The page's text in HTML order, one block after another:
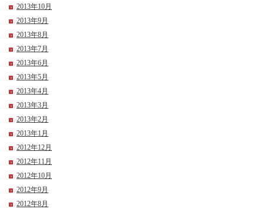
2013年10月
2013年9月
2013年8月
2013年7月
2013年6月
2013年5月
2013年4月
2013年3月
2013年2月
2013年1月
2012年12月
2012年11月
2012年10月
2012年9月
2012年8月